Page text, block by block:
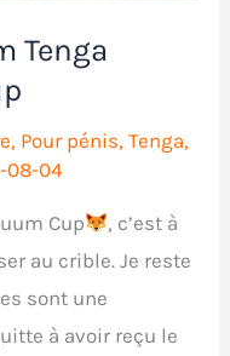
Tenga
, Pour pénis,Tenga,
08-04
Cup
, c’est à
au crible. Je reste
sont une
à avoir reçu le